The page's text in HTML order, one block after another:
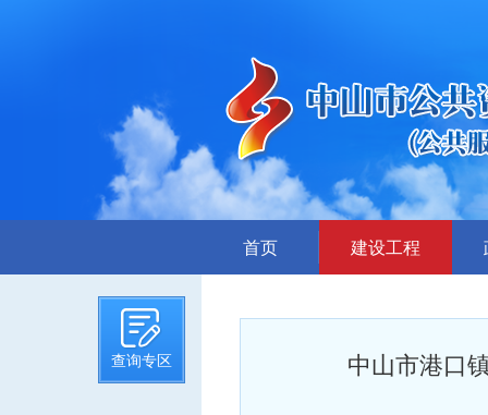
查询专区
首页 建设工程
招标文件提前公示
招标公告
中山市港口